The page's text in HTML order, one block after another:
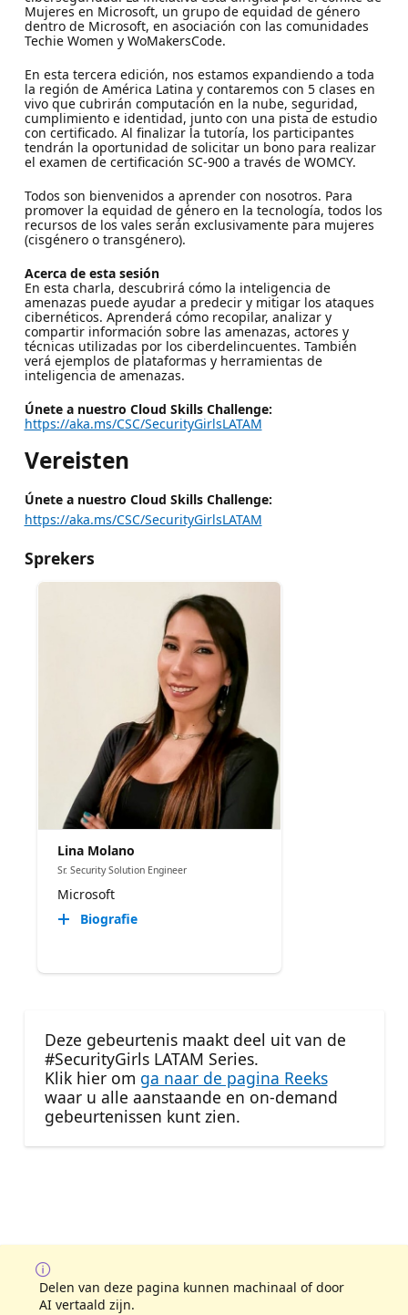
Mujeres en Microsoft, un grupo de equidad de género
dentro de Microsoft, en asociación con las comunidades
Techie Women y WoMakersCode.
En esta tercera edición, nos estamos expandiendo a toda
la región de América Latina y contaremos con 5 clases en
vivo que cubrirán computación en la nube, seguridad,
cumplimiento e identidad, junto con una pista de estudio
con certificado. Al finalizar la tutoría, los participantes
tendrán la oportunidad de solicitar un bono para realizar
el examen de certificación SC-900 a través de WOMCY.
Todos son bienvenidos a aprender con nosotros. Para
promover la equidad de género en la tecnología, todos los
recursos de los vales serán exclusivamente para mujeres
(cisgénero o transgénero).
Acerca de esta sesión
En esta charla, descubrirá cómo la inteligencia de
amenazas puede ayudar a predecir y mitigar los ataques
cibernéticos. Aprenderá cómo recopilar, analizar y
compartir información sobre las amenazas, actores y
técnicas utilizadas por los ciberdelincuentes. También
verá ejemplos de plataformas y herramientas de
inteligencia de amenazas.
Únete a nuestro Cloud Skills Challenge:
https://aka.ms/CSC/SecurityGirlsLATAM
Vereisten
Únete a nuestro Cloud Skills Challenge:
https://aka.ms/CSC/SecurityGirlsLATAM
Sprekers
Lina Molano
Sr. Security Solution Engineer
Microsoft
Biografie
Deze gebeurtenis maakt deel uit van de
#SecurityGirls LATAM Series.
Klik hier om ga naar de pagina Reeks
waar u alle aanstaande en on-demand
gebeurtenissen kunt zien.
Delen van deze pagina kunnen machinaal of door
AI vertaald zijn.